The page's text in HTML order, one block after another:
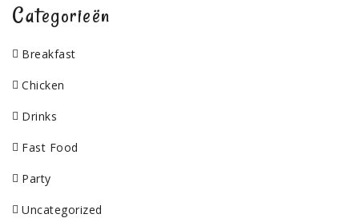
Categorieën
Breakfast
Chicken
Drinks
Fast Food
Party
Uncategorized